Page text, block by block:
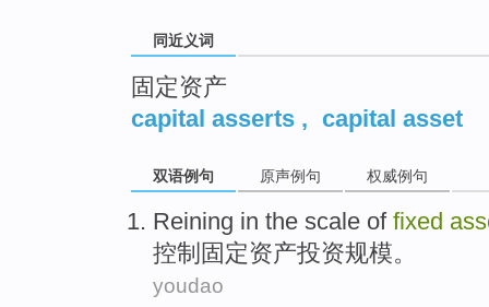
同近义词
固定资产
capital asserts , capital asset
双语例句 原声例句 权威例句
Reining in the scale of fixed
控制 固定资产投资规模。
youdao